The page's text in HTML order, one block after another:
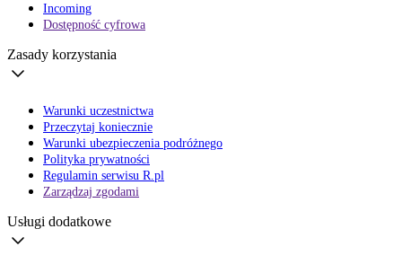
Incoming
Dostępność cyfrowa
Zasady korzystania
Warunki uczestnictwa
Przeczytaj koniecznie
Warunki ubezpieczenia podróżnego
Polityka prywatności
Regulamin serwisu R.pl
Zarządzaj zgodami
Usługi dodatkowe